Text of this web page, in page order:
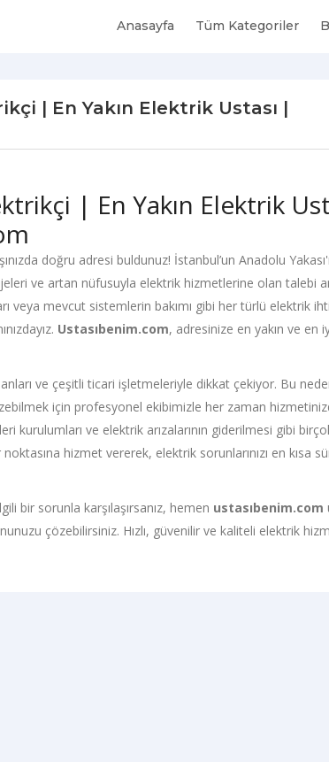
Anasayfa Tüm Kategoriler
| En Yakın Elektrik Ustası |
| En Yakın Elektrik
doğru adresi buldunuz! İstanbul’un Anadolu
ve artan nüfusuyla elektrik hizmetlerine olan talebi
veya mevcut sistemlerin bakımı gibi her türlü elektrik
Ustasıbenim.com, adresinize en yakın ve en
ve çeşitli ticari işletmeleriyle dikkat çekiyor. Bu
için profesyonel ekibimizle her zaman
kurulumları ve elektrik arızalarının giderilmesi gibi
hizmet vererek, elektrik sorunlarınızı en kısa
bir sorunla karşılaşırsanız, hemen ustasıbenim.com
çözebilirsiniz. Hızlı, güvenilir ve kaliteli elektrik